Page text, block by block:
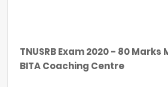
TNUSRB Exam 2020 - 80
BITA Coaching Centre